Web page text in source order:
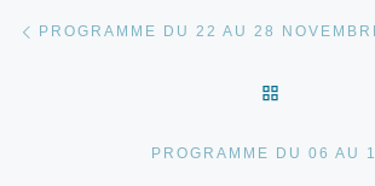
Parcourir les articles
PROGRAMME DU 22 AU 28
PROGRAMME DU 06 AU